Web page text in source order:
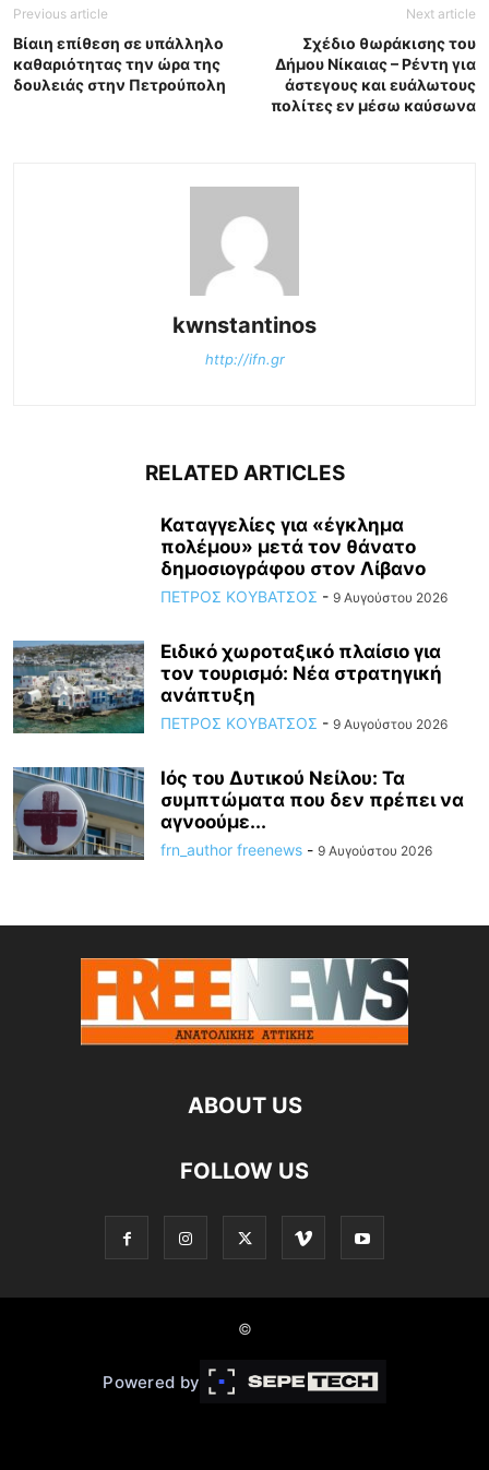
Previous article
Βίαιη επίθεση σε υπάλληλο
καθαριότητας την ώρα της
δουλειάς στην Πετρούπολη
Next article
Σχέδιο θωράκισης του
Δήμου Νίκαιας – Ρέντη για
άστεγους και ευάλωτους
πολίτες εν μέσω καύσωνα
kwnstantinos
http://ifn.gr
RELATED ARTICLES
Καταγγελίες για «έγκλημα
πολέμου» μετά τον θάνατο
δημοσιογράφου στον Λίβανο
ΠΕΤΡΟΣ ΚΟΥΒΑΤΣΟΣ - 9 Αυγούστου 2026
Ειδικό χωροταξικό πλαίσιο για
τον τουρισμό: Νέα στρατηγική
ανάπτυξη
ΠΕΤΡΟΣ ΚΟΥΒΑΤΣΟΣ - 9 Αυγούστου 2026
Ιός του Δυτικού Νείλου: Τα
συμπτώματα που δεν πρέπει να
αγνοούμε...
frn_author freenews - 9 Αυγούστου 2026
ABOUT US
FOLLOW US
©
Powered by